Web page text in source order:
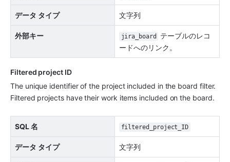
データ タイプ 文字列
外部キー jira_board
テーブルのレコ
ードへのリンク。
Filtered project ID
The unique identifier of the project included in the board filter.
Filtered projects have their work items included on the board.
SQL 名 filtered_project_ID
データ タイプ 文字列